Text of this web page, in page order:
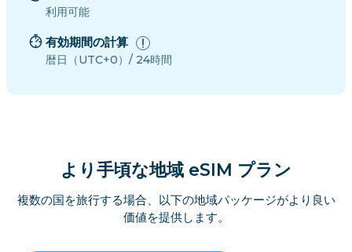
利用可能
有効期間の計算
暦日（UTC+0）/ 24時間
より手頃な地域 eSIM プラン
複数の国を旅行する場合、以下の地域パッケージがより良い
価値を提供します。